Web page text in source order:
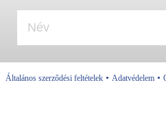
Általános szerződési feltételek • Adatvédelem •